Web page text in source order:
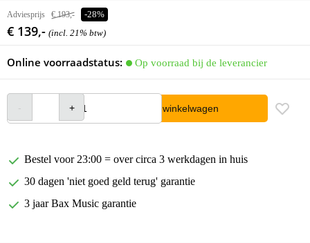
Adviesprijs € 193,- -28%
€ 139,- (incl. 21% btw)
Online voorraadstatus: Op voorraad bij de leverancier
In winkelwagen
Bestel voor 23:00 = over circa 3 werkdagen in huis
30 dagen 'niet goed geld terug' garantie
3 jaar Bax Music garantie